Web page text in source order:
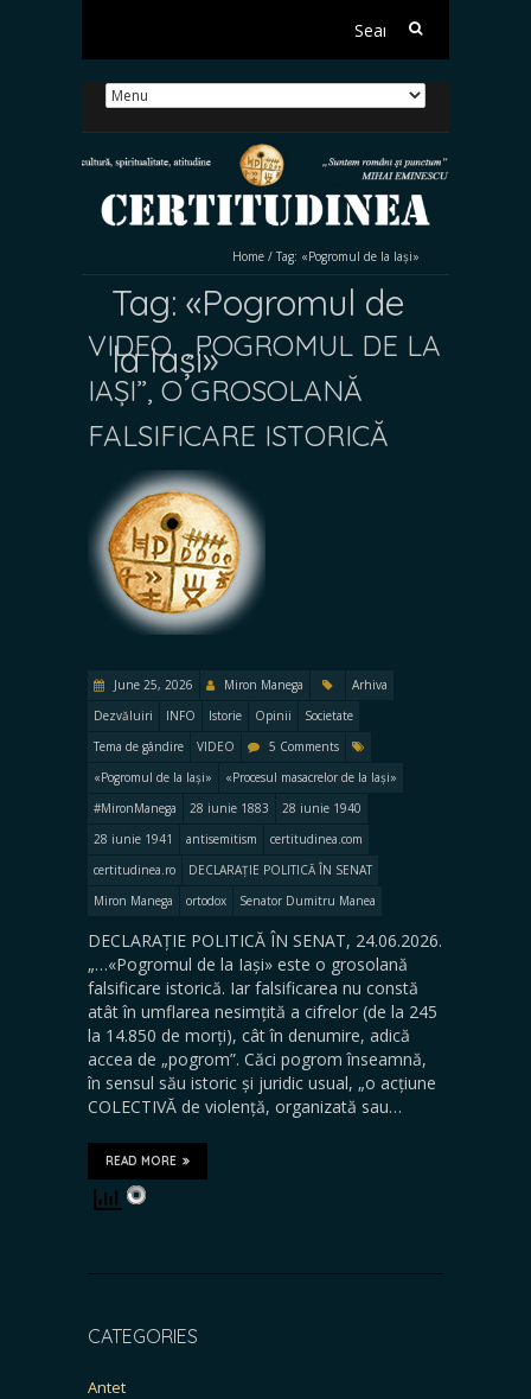
Search
Home / Tag: «Pogromul de la Iași»
Tag: «Pogromul de
la Iași»
VIDEO. „POGROMUL DE LA
IAȘI”, O GROSOLANĂ
FALSIFICARE ISTORICĂ
June 25, 2026 Miron Manega
Arhiva
Dezvăluiri
INFO Istorie Opinii
Societate
Tema de gândire
VIDEO
5 Comments
«Pogromul de la Iași»
«Procesul masacrelor de la Iași»
#MironManega
28 iunie 1883
28 iunie 1940
28 iunie 1941
antisemitism
certitudinea.com
certitudinea.ro
DECLARAȚIE POLITICĂ ÎN SENAT
Miron Manega
ortodox Senator Dumitru Manea
DECLARAȚIE POLITICĂ ÎN SENAT, 24.06.2026.
„…«Pogromul de la Iași» este o grosolană
falsificare istorică. Iar falsificarea nu constă
atât în umflarea nesimțită a cifrelor (de la 245
la 14.850 de morți), cât în denumire, adică
accea de „pogrom”. Căci pogrom înseamnă,
în sensul său istoric și juridic usual, „o acțiune
COLECTIVĂ de violență, organizată sau…
READ MORE
CATEGORIES
Antet